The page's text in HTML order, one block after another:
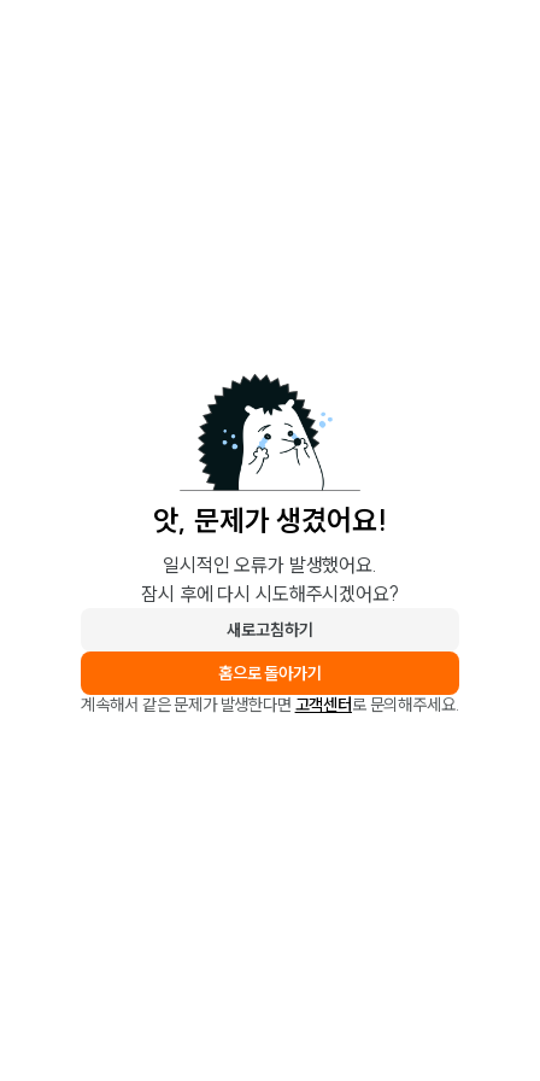
앗, 문제가 생겼어요!
일시적인 오류가 발생했어요.
잠시 후에 다시 시도해주시겠어요?
새로고침하기
홈으로 돌아가기
계속해서 같은 문제가 발생한다면 고객센터로 문의해주세요.